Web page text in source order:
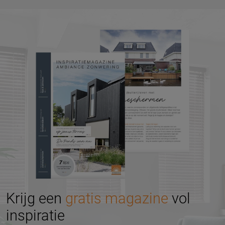
Krijg een gratis magazine vol
inspiratie